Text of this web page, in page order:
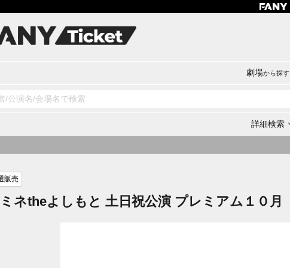
劇場から探す
詳細検索
販売
ネtheよしもと 土日祝公演 プレミアム１０月